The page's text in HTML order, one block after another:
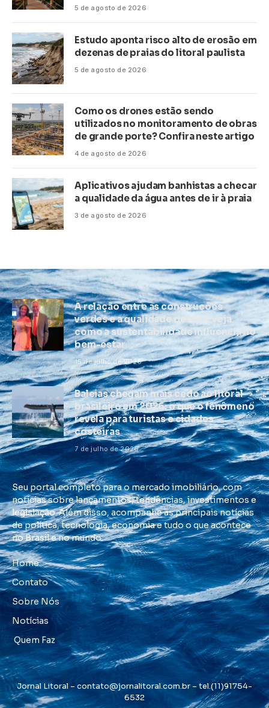
5 de agosto de 2026
Estudo aponta risco alto de erosão em
dezenas de praias do litoral paulista
5 de agosto de 2026
Como os drones estão sendo
utilizados no monitoramento de obras
de grande porte? Confira neste artigo
4 de agosto de 2026
Aplicativos ajudam banhistas a checar
a qualidade da água antes de ir à praia
3 de agosto de 2026
A relação entre as construções
verdes e a qualidade de vida: veja
como a sustentabilidade influencia no
bem-estar
15 de julho de 2025
Baleias chegam mais cedo ao litoral
brasileiro em 2026: o que o fenômeno
revela para turistas e cidades
costeiras
7 de julho de 2026
Seu portal completo para o mercado imobiliário, com
notícias sobre lançamentos, tendências, investimentos e
legislação. Além disso, acompanhe as principais notícias
de política, tecnologia, economia e tudo o que acontece
no Brasil e no mundo.
Home
Contato
Sobre Nós
Notícias
Quem Faz
Jornal Litoral – contato@jornalitoral.com.br – tel.(11)91754-
6532